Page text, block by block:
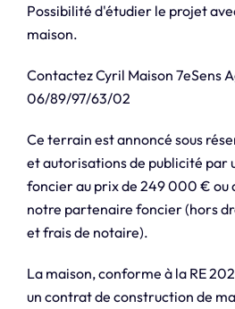
Possibilité d'étudier le projet
maison.
Contactez Cyril Maison 7eSens
06/89/97/63/02
Ce terrain est annoncé sous
et autorisations de publicité par
foncier au prix de 249 000 € ou
notre partenaire foncier (hors
et frais de notaire).
La maison, conforme à la RE
un contrat de construction de